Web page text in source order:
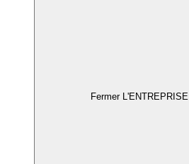
Fermer L'ENTREPRISE